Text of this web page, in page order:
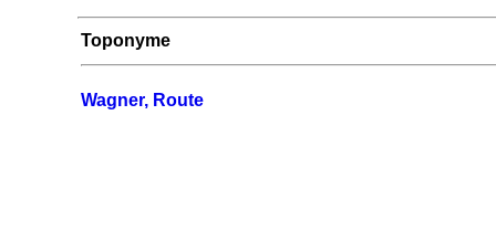
Toponyme
Wagner, Route